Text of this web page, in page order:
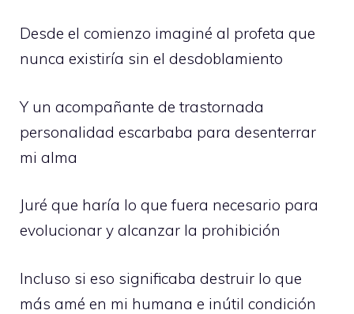
Desde el comienzo imaginé al profeta que
nunca existiría sin el desdoblamiento
Y un acompañante de trastornada
personalidad escarbaba para desenterrar
mi alma
Juré que haría lo que fuera necesario para
evolucionar y alcanzar la prohibición
Incluso si eso significaba destruir lo que
más amé en mi humana e inútil condición